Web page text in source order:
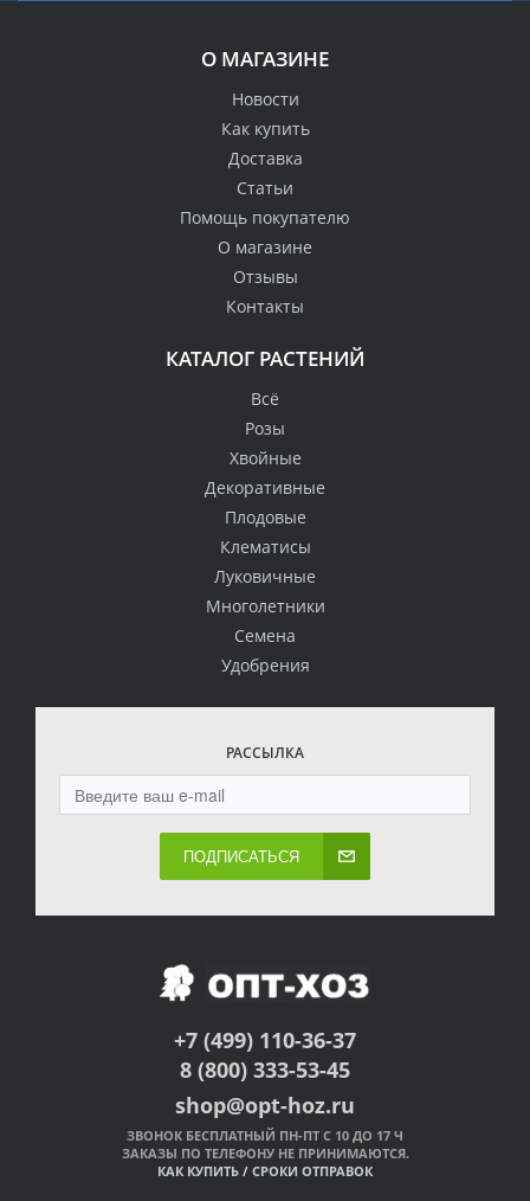
О МАГАЗИНЕ
Новости
Как купить
Доставка
Статьи
Помощь покупателю
О магазине
Отзывы
Контакты
КАТАЛОГ РАСТЕНИЙ
Всё
Розы
Хвойные
Декоративные
Плодовые
Клематисы
Луковичные
Многолетники
Семена
Удобрения
РАССЫЛКА
ПОДПИСАТЬСЯ
+7 (499) 110-36-37
8 (800) 333-53-45
shop@opt-hoz.ru
ЗВОНОК БЕСПЛАТНЫЙ ПН-ПТ С 10 ДО 17 Ч
ЗАКАЗЫ ПО ТЕЛЕФОНУ НЕ ПРИНИМАЮТСЯ.
КАК КУПИТЬ / СРОКИ ОТПРАВОК